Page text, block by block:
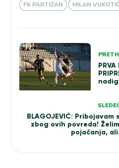
FK PARTIZAN
MILAN
Kretanje
članka
PRVA
BLAGOJEVIĆ: Pribojavam
zbog ovih povreda!
pojačanja,